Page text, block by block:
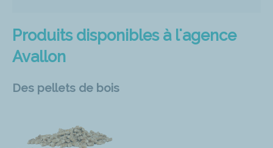
Produits disponibles à l'agence
Avallon
Des pellets de bois